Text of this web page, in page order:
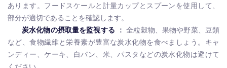
あります。フードスケールと計量カップとスプーンを使用して、
部分が適切であることを確認します。
炭水化物の摂取量を監視する ： 全粒穀物、果物や野菜、豆類
など、食物繊維と栄養素が豊富な炭水化物を食べましょう。キャ
ンディー、ケーキ、白パン、米、パスタなどの炭水化物は避けて